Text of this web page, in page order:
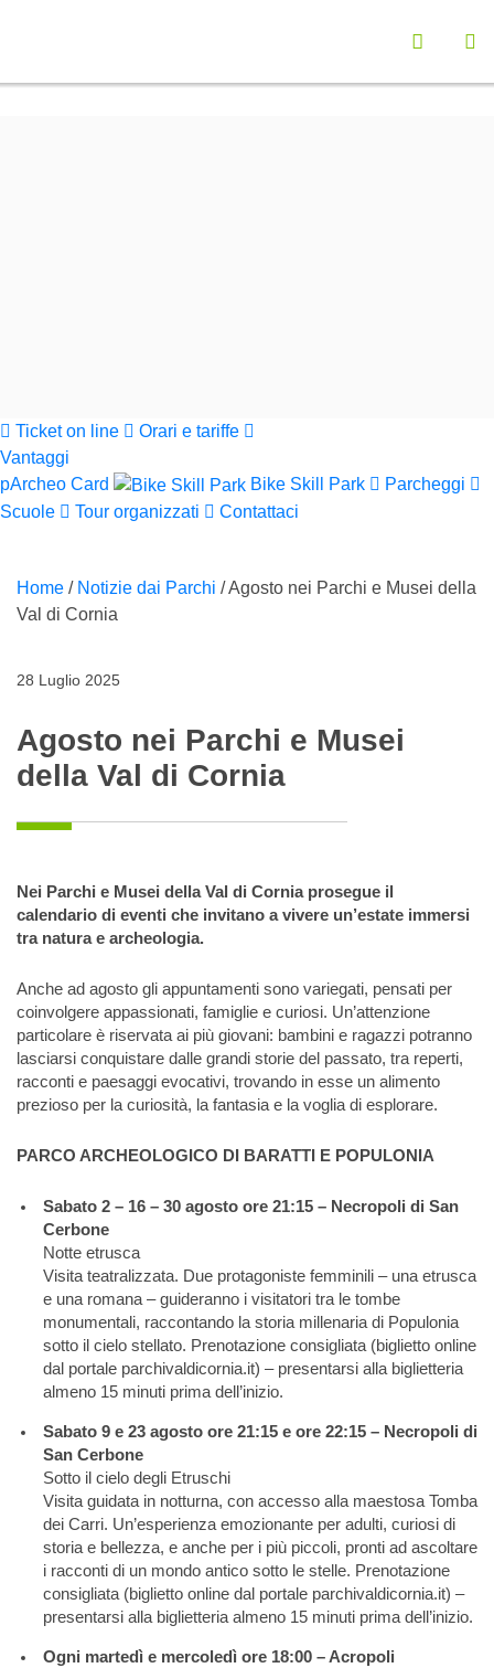
Funzionalità ricerca contenuti
Seleziona la
Ticket on line
Orari e tariffe
Vantaggi
pArcheo Card
Bike Skill Park
Parcheggi
Scuole
Tour organizzati Contattaci
Home / Notizie dai Parchi /Agosto nei Parchi e Musei della
Val di Cornia
28 Luglio 2025
Agosto nei Parchi e Musei
della Val di Cornia
Nei Parchi e Musei della Val di Cornia prosegue il
calendario di eventi che invitano a vivere un’estate immersi
tra natura e archeologia.
Anche ad agosto gli appuntamenti sono variegati, pensati per
coinvolgere appassionati, famiglie e curiosi. Un’attenzione
particolare è riservata ai più giovani: bambini e ragazzi potranno
lasciarsi conquistare dalle grandi storie del passato, tra reperti,
racconti e paesaggi evocativi, trovando in esse un alimento
prezioso per la curiosità, la fantasia e la voglia di esplorare.
PARCO ARCHEOLOGICO DI BARATTI E POPULONIA
Sabato 2 – 16 – 30 agosto ore 21:15 – Necropoli di San
Cerbone
Notte etrusca
Visita teatralizzata. Due protagoniste femminili – una etrusca
e una romana – guideranno i visitatori tra le tombe
monumentali, raccontando la storia millenaria di Populonia
sotto il cielo stellato. Prenotazione consigliata (biglietto online
dal portale parchivaldicornia.it) – presentarsi alla biglietteria
almeno 15 minuti prima dell’inizio.
Sabato 9 e 23 agosto ore 21:15 e ore 22:15 – Necropoli di
San Cerbone
Sotto il cielo degli Etruschi
Visita guidata in notturna, con accesso alla maestosa Tomba
dei Carri. Un’esperienza emozionante per adulti, curiosi di
storia e bellezza, e anche per i più piccoli, pronti ad ascoltare
i racconti di un mondo antico sotto le stelle. Prenotazione
consigliata (biglietto online dal portale parchivaldicornia.it) –
presentarsi alla biglietteria almeno 15 minuti prima dell’inizio.
Ogni martedì e mercoledì ore 18:00 – Acropoli